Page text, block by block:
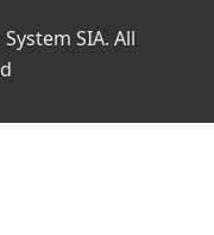
SIA. All